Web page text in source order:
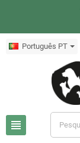
Português PT
view_headline